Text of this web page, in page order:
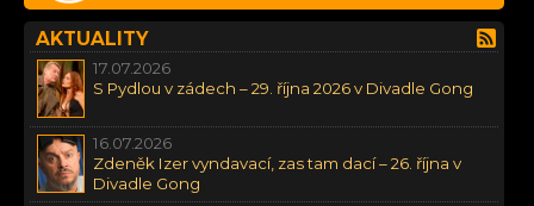
AKTUALITY
17.07.2026
S Pydlou v zádech – 29. října 2026 v Divadle Gong
16.07.2026
Zdeněk Izer vyndavací, zas tam dací – 26. října v
Divadle Gong